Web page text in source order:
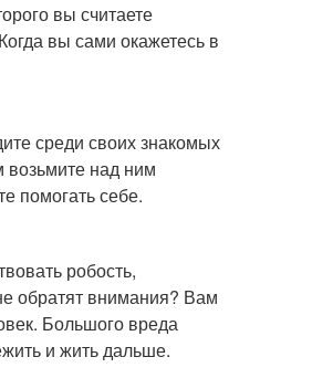
вы считаете
вы сами окажетесь в
среди своих знакомых
возьмите над ним
помогать себе.
робость,
обратят внимания? Вам
Большого вреда
и жить дальше.